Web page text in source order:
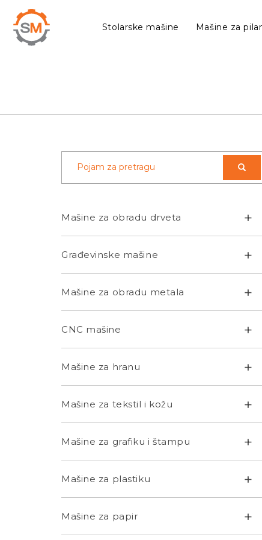
Stolarske mašine Mašine za
Mašine za obradu drveta +
Građevinske mašine +
Mašine za obradu metala +
CNC mašine +
Mašine za hranu +
Mašine za tekstil i kožu +
Mašine za grafiku i štampu +
Mašine za plastiku +
Mašine za papir +